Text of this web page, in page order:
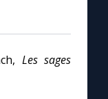
Les sages